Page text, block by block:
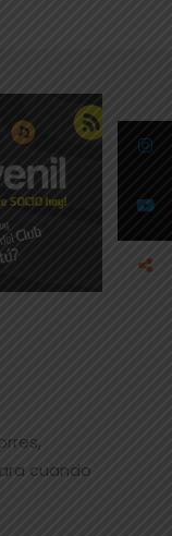
cuando